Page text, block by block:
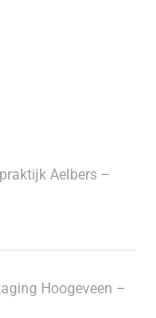
Aelbers –
Hoogeveen –